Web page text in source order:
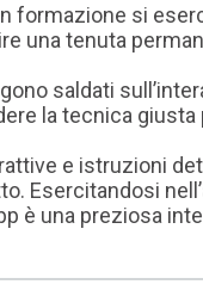
formazione si
una tenuta
saldati
la tecnica
e istruzioni
Esercitandosi
è una preziosa